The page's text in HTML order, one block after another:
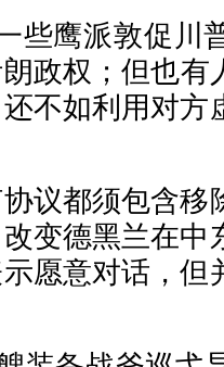
些鹰派敦促川
政权；但也有
不如利用对方
议都须包含移
变德黑兰在中
愿意对话，但